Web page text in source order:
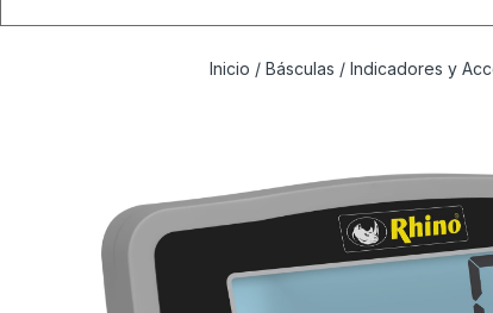
Inicio / Básculas / Indicadores y